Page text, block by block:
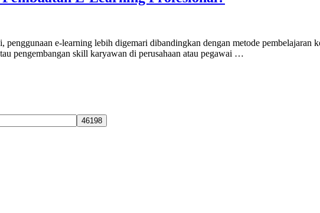
penggunaan e-learning lebih digemari dibandingkan dengan metode
pengembangan skill karyawan di perusahaan atau pegawai …